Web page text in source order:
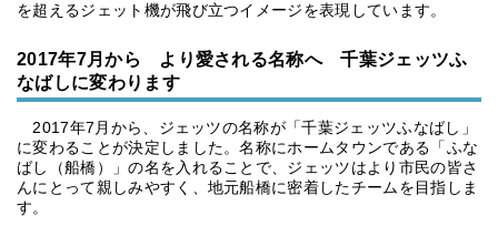
を超えるジェット機が飛び立つイメージを表現しています。
2017年7月から より愛される名称へ 千葉ジェッツふ
なばしに変わります
2017年7月から、ジェッツの名称が「千葉ジェッツふなばし」
に変わることが決定しました。名称にホームタウンである「ふな
ばし（船橋）」の名を入れることで、ジェッツはより市民の皆さ
んにとって親しみやすく、地元船橋に密着したチームを目指しま
す。